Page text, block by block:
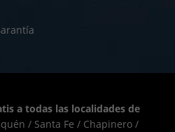
a todas las localidades de
/ Santa Fe / Chapinero /